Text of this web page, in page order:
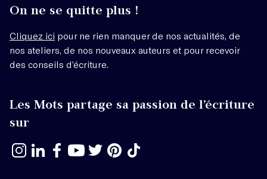
On ne se quitte plus !
Cliquez ici pour ne rien manquer de nos actualités, de
nos ateliers, de nos nouveaux auteurs et pour recevoir
des conseils d’écriture.
Les Mots partage sa passion de l’écriture
sur